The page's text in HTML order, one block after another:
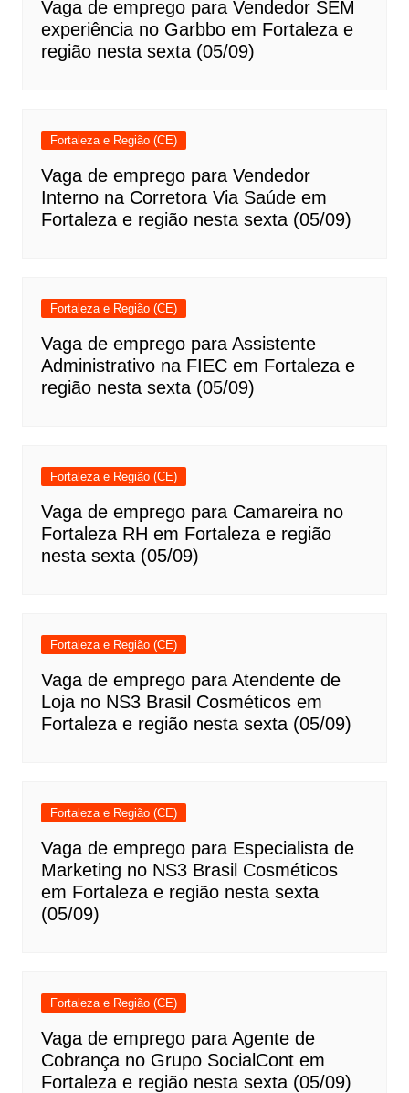
Vaga de emprego para Vendedor SEM
experiência no Garbbo em Fortaleza e
região nesta sexta (05/09)
Fortaleza e Região (CE)
Vaga de emprego para Vendedor
Interno na Corretora Via Saúde em
Fortaleza e região nesta sexta (05/09)
Fortaleza e Região (CE)
Vaga de emprego para Assistente
Administrativo na FIEC em Fortaleza e
região nesta sexta (05/09)
Fortaleza e Região (CE)
Vaga de emprego para Camareira no
Fortaleza RH em Fortaleza e região
nesta sexta (05/09)
Fortaleza e Região (CE)
Vaga de emprego para Atendente de
Loja no NS3 Brasil Cosméticos em
Fortaleza e região nesta sexta (05/09)
Fortaleza e Região (CE)
Vaga de emprego para Especialista de
Marketing no NS3 Brasil Cosméticos
em Fortaleza e região nesta sexta
(05/09)
Fortaleza e Região (CE)
Vaga de emprego para Agente de
Cobrança no Grupo SocialCont em
Fortaleza e região nesta sexta (05/09)